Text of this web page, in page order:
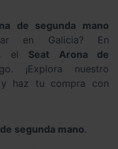
de segunda mano
en Galicia? En
el Seat Arona de
¡Explora nuestro
y haz tu compra con
segunda mano.